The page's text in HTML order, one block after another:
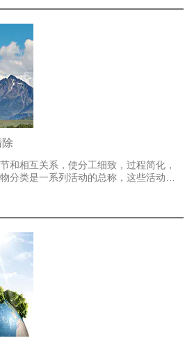
变成废物，就不应低估它们的经济和环境
品的回收和再循环已形成一个完整的链
产业。一些公司还将废旧电子回收和慈
济和社会效益的“双丰收”。 （“半月谈...
和相互关系，使分工细致，过程简化，
分类是一系列活动的总称，这些活动根
推广，分类分发和分类转移，还必须促
处理。这些链接的主体，操作内容和要
体是公共的，分类和运输的主体是区域
分类的主体是企业。系统设计应确保这
互监督关系。一：可回收它主要包括五
和布。垃圾分类标记废纸：主要包括报
...了解更多